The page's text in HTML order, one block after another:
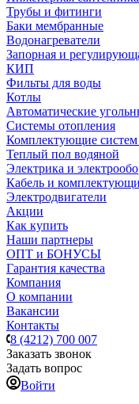
Трубы и фитинги
Баки мембранные
Водонагреватели
Запорная и
КИП
Фильты для воды
Котлы
Автоматические
Системы отопления
Комплектующие систем
Теплый пол водяной
Электрика и
Кабель и
Электродвигатели
Акции
Как купить
Наши партнеры
ОПТ и БОНУСЫ
Гарантия качества
Компания
О компании
Вакансии
Контакты
8 (4212) 700 007
Заказать звонок
Задать вопрос
Войти